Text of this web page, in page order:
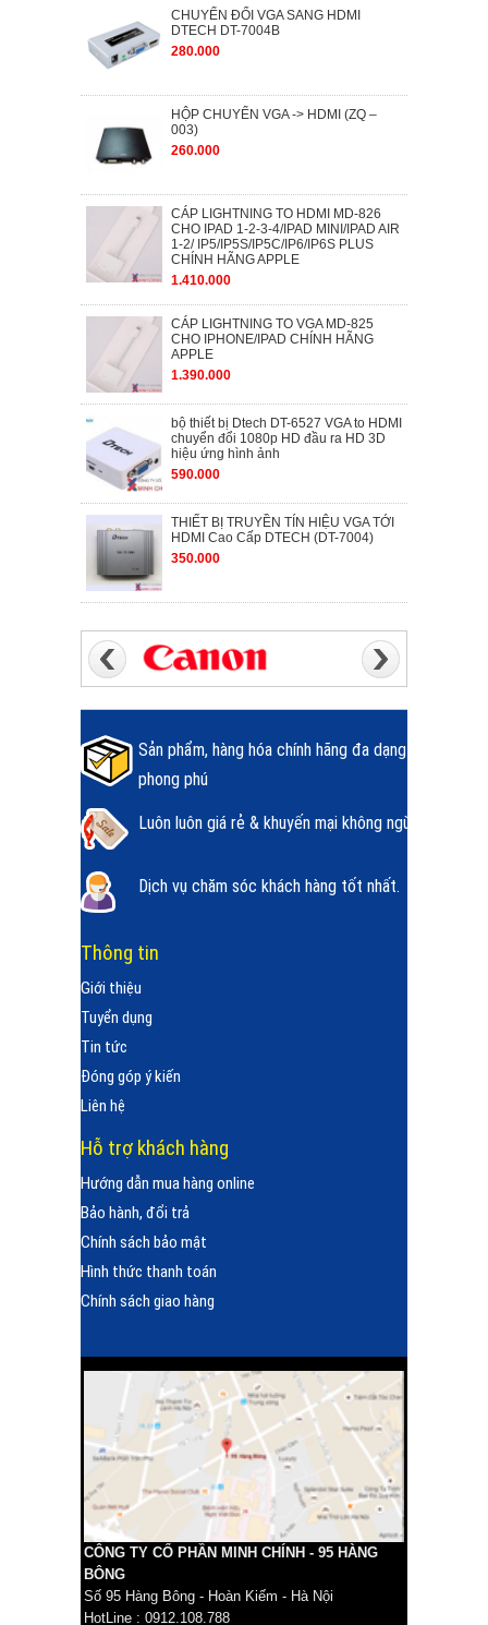
CHUYỂN ĐỔI VGA SANG HDMI
DTECH DT-7004B
280.000
HỘP CHUYỂN VGA -> HDMI (ZQ –
003)
260.000
CÁP LIGHTNING TO HDMI MD-826
CHO IPAD 1-2-3-4/IPAD MINI/IPAD AIR
1-2/ IP5/IP5S/IP5C/IP6/IP6S PLUS
CHÍNH HÃNG APPLE
1.410.000
CÁP LIGHTNING TO VGA MD-825
CHO IPHONE/IPAD CHÍNH HÃNG
APPLE
1.390.000
bộ thiết bị Dtech DT-6527 VGA to HDMI
chuyển đổi 1080p HD đầu ra HD 3D
hiệu ứng hình ảnh
590.000
THIẾT BỊ TRUYỀN TÍN HIỆU VGA TỚI
HDMI Cao Cấp DTECH (DT-7004)
350.000
Sản phẩm, hàng hóa chính hãng đa dạng
phong phú
Luôn luôn giá rẻ & khuyến mại không ngừng.
Dịch vụ chăm sóc khách hàng tốt nhất.
Thông tin
Giới thiệu
Tuyển dụng
Tin tức
Đóng góp ý kiến
Liên hệ
Hỗ trợ khách hàng
Hướng dẫn mua hàng online
Bảo hành, đổi trả
Chính sách bảo mật
Hình thức thanh toán
Chính sách giao hàng
CÔNG TY CỔ PHẦN MINH CHÍNH - 95 HÀNG
BÔNG
Số 95 Hàng Bông - Hoàn Kiếm - Hà Nội
HotLine : 0912.108.788